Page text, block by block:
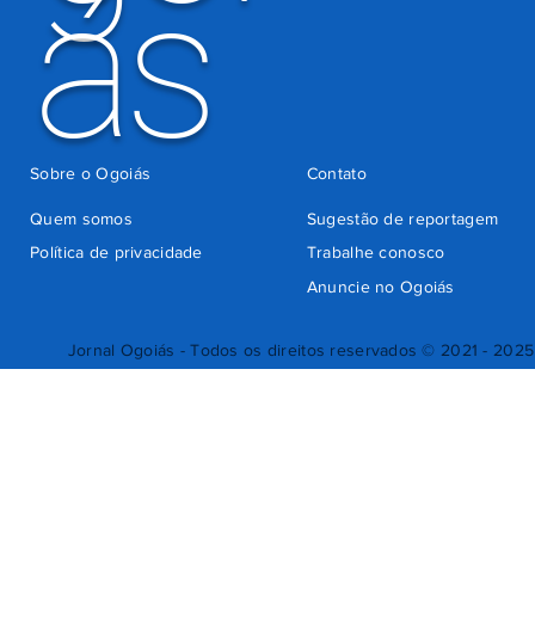
Jornal Ogoiás - Todos os direitos reservados © 2021 - 2025
ás
Quem somos
Sugestão de reportagem
Trabalhe conosco
Política de privacidade
Anuncie no Ogoiás
Contato
Sobre o Ogoiás